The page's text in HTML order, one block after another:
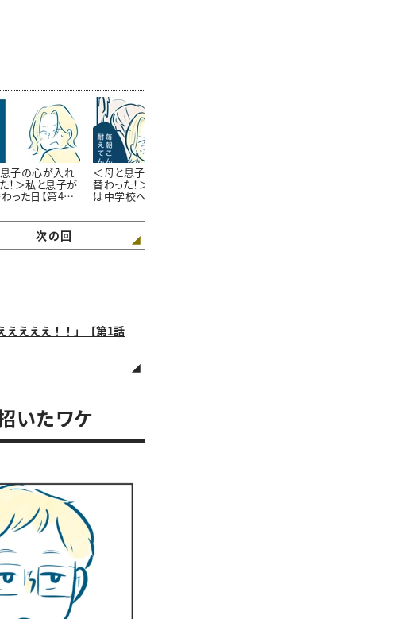
子の心が入れ
！＞私と息子が
った日【第4話
＜母と息子の心が入れ
替わった！＞【第5話】私
は中学校へ、息子は会
次の回
ええええ！！」【第1話
いたワケ